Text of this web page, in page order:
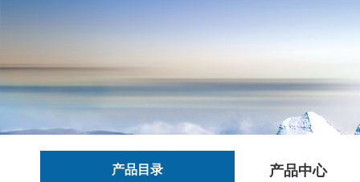
产品目录 产品中心